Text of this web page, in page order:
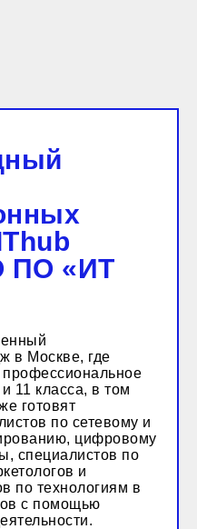
ПО «‎ИТ
в Москве, где
11 класса, в том
готовят
по сетевому и
цифровому
специалистов по
и
по технологиям в
с помощью